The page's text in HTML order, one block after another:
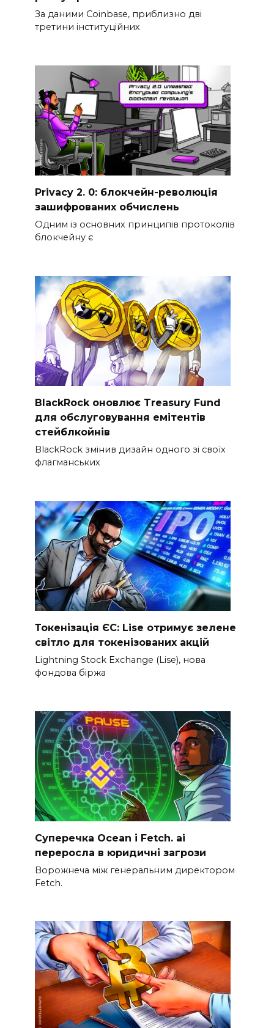
За даними Coinbase, приблизно дві
третини інституційних
Privacy 2. 0: блокчейн-революція
зашифрованих обчислень
Одним із основних принципів протоколів
блокчейну є
BlackRock оновлює Treasury Fund
для обслуговування емітентів
стейблкойнів
BlackRock змінив дизайн одного зі своїх
флагманських
Токенізація ЄС: Lise отримує зелене
світло для токенізованих акцій
Lightning Stock Exchange (Lise), нова
фондова біржа
Суперечка Ocean і Fetch. ai
переросла в юридичні загрози
Ворожнеча між генеральним директором
Fetch.